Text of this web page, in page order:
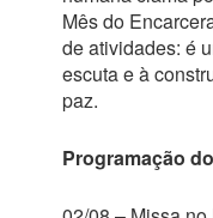
Mês do
de atividades: é
escuta e à
paz.
Programação